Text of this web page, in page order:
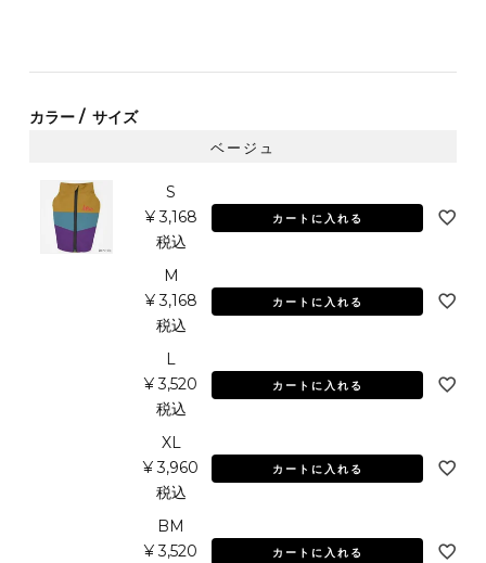
カラー サイズ
ベージュ
S
¥ 3,168
税込
カートに入れる
M
¥ 3,168
税込
カートに入れる
L
¥ 3,520
税込
カートに入れる
XL
¥ 3,960
税込
カートに入れる
BM
¥ 3,520
カートに入れる